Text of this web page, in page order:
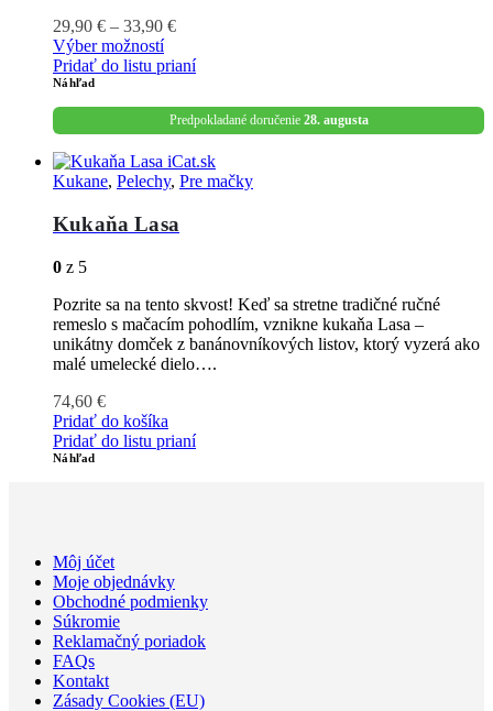
29,90 € – 33,90 €
Výber možností
Pridať do listu prianí
Náhľad
Predpokladané doručenie 28. augusta
Kukane, Pelechy, Pre mačky
Kukaňa Lasa
0 z 5
Pozrite sa na tento skvost! Keď sa stretne tradičné ručné
remeslo s mačacím pohodlím, vznikne kukaňa Lasa –
unikátny domček z banánovníkových listov, ktorý vyzerá ako
malé umelecké dielo….
74,60 €
Pridať do košíka
Pridať do listu prianí
Náhľad
Môj účet
Moje objednávky
Obchodné podmienky
Súkromie
Reklamačný poriadok
FAQs
Kontakt
Zásady Cookies (EU)